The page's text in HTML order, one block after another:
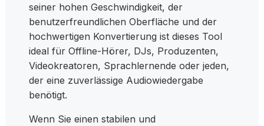
seiner hohen Geschwindigkeit, der
benutzerfreundlichen Oberfläche und der
hochwertigen Konvertierung ist dieses Tool
ideal für Offline-Hörer, DJs, Produzenten,
Videokreatoren, Sprachlernende oder jeden,
der eine zuverlässige Audiowiedergabe
benötigt.
Wenn Sie einen stabilen und